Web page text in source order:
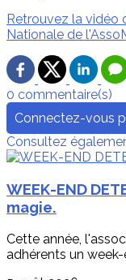
Retrouvez la vidéo
Nationale de
0 commentaire(s)
Connectez-vous
Consultez
WEEK-END
magie.
Cette année,
adhérents un